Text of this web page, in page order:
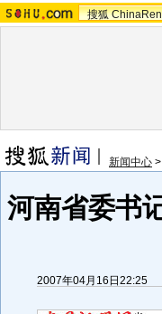
搜狐 ChinaRen
新闻中心 >
河南省委书
2007年04月16日22:25